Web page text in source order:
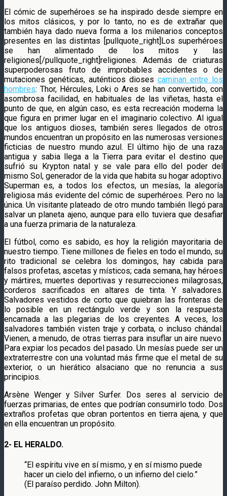
El cómic de superhéroes se ha inspirado desde siempre en
los mitos clásicos, y por lo tanto, no es de extrañar que
también haya dado nueva forma a los milenarios conceptos
presentes en las distintas [pullquote_right]Los superhéroes
se han alimentado de los mitos y las
religiones[/pullquote_right]religiones. Además de criaturas
superpoderosas fruto de improbables accidentes o de
mutaciones genéticas, auténticos dioses caminan entre los
hombres: Thor, Hércules, Loki o Ares se han convertido, con
asombrosa facilidad, en habituales de las viñetas, hasta el
punto de que, en algún caso, es esta recreación moderna la
que figura en primer lugar en el imaginario colectivo. Al igual
que los antiguos dioses, también seres llegados de otros
mundos encuentran un propósito en las numerosas versiones
ficticias de nuestro mundo azul. El último hijo de una raza
antigua y sabia llega a la Tierra para evitar el destino que
sufrió su Krypton natal y se vale para ello del poder del
mismo Sol, generador de la vida que habita su hogar adoptivo.
Superman es, a todos los efectos, un mesías, la alegoría
religiosa más evidente del cómic de superhéroes. Pero no la
única. Un visitante plateado de otro mundo también llegó para
salvar un planeta ajeno, aunque para ello tuviera que desafiar
a una fuerza primaria de la naturaleza.
El fútbol, como es sabido, es hoy la religión mayoritaria de
nuestro tiempo. Tiene millones de fieles en todo el mundo, su
rito tradicional se celebra los domingos, hay cabida para
falsos profetas, ascetas y místicos; cada semana, hay héroes
y mártires, muertes deportivas y resurrecciones milagrosas,
corderos sacrificados en altares de tinta. Y salvadores.
Salvadores vestidos de corto que quiebran las fronteras de
lo posible en un rectángulo verde y son la respuesta
encarnada a las plegarias de los creyentes. A veces, los
salvadores también visten traje y corbata, o incluso chándal.
Vienen, a menudo, de otras tierras para insuflar un aire nuevo.
Para expiar los pecados del pasado. Un mesías puede ser un
extraterrestre con una voluntad más firme que el metal de su
exterior, o un hierático alsaciano que no renuncia a sus
principios.
Arsène Wenger y Silver Surfer. Dos seres al servicio de
fuerzas primarias, de entes que podrían consumirlo todo. Dos
extraños profetas que obran portentos en tierra ajena, y que
en ella encuentran un propósito.
2- EL HERALDO.
“El espíritu vive en sí mismo, y en sí mismo puede
hacer un cielo del infierno, o un infierno del cielo.”
(El paraíso perdido. John Milton).